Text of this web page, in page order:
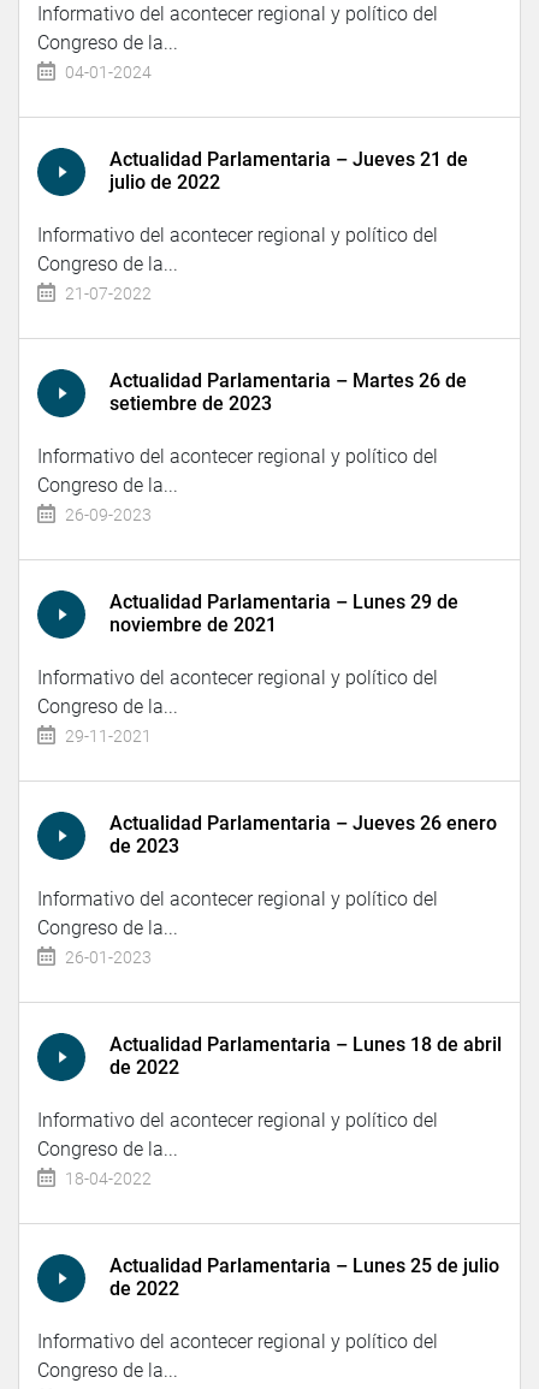
Informativo del acontecer regional y político del
Congreso de la...
04-01-2024
Actualidad Parlamentaria – Jueves 21 de
julio de 2022
Informativo del acontecer regional y político del
Congreso de la...
21-07-2022
Actualidad Parlamentaria – Martes 26 de
setiembre de 2023
Informativo del acontecer regional y político del
Congreso de la...
26-09-2023
Actualidad Parlamentaria – Lunes 29 de
noviembre de 2021
Informativo del acontecer regional y político del
Congreso de la...
29-11-2021
Actualidad Parlamentaria – Jueves 26 enero
de 2023
Informativo del acontecer regional y político del
Congreso de la...
26-01-2023
Actualidad Parlamentaria – Lunes 18 de abril
de 2022
Informativo del acontecer regional y político del
Congreso de la...
18-04-2022
Actualidad Parlamentaria – Lunes 25 de julio
de 2022
Informativo del acontecer regional y político del
Congreso de la...